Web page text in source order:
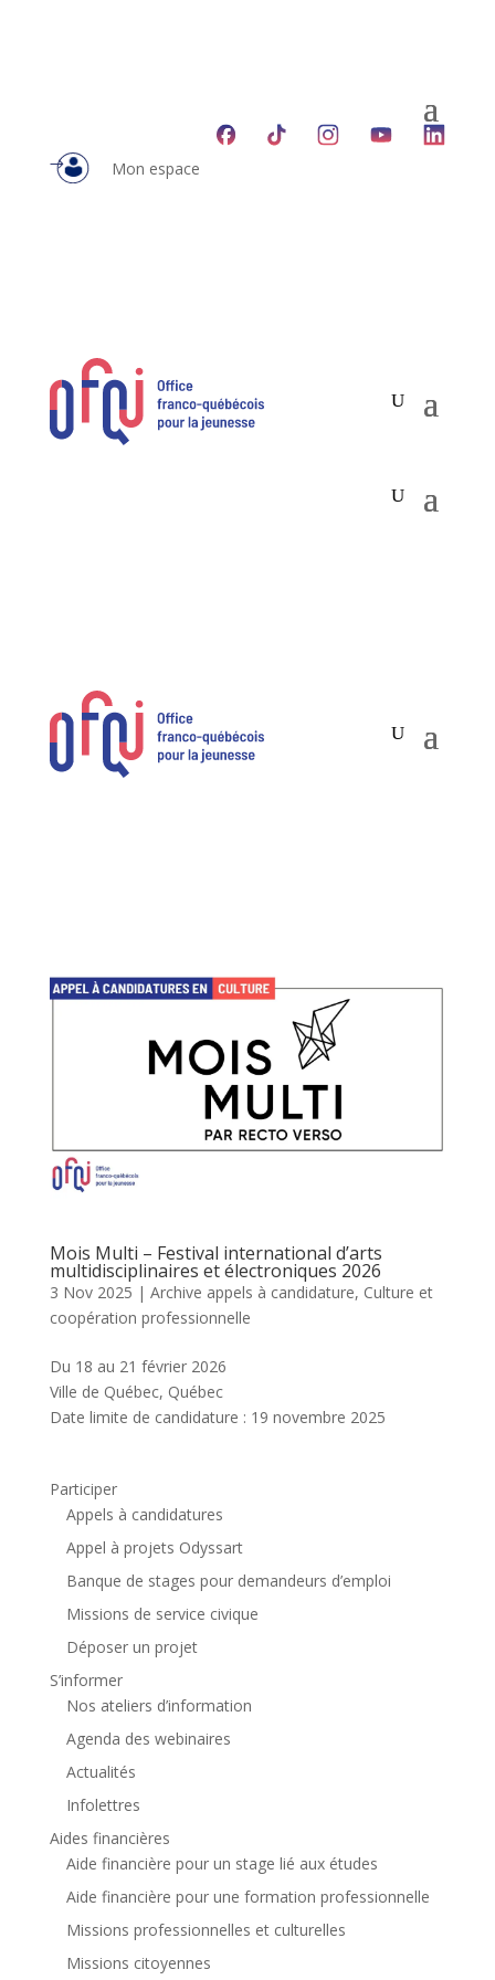
Mon espace
Mois Multi – Festival international d’arts
multidisciplinaires et électroniques 2026
3 Nov 2025 | Archive appels à candidature, Culture et
coopération professionnelle
Du 18 au 21 février 2026
Ville de Québec, Québec
Date limite de candidature : 19 novembre 2025
Participer
Appels à candidatures
Appel à projets Odyssart
Banque de stages pour demandeurs d’emploi
Missions de service civique
Déposer un projet
S’informer
Nos ateliers d’information
Agenda des webinaires
Actualités
Infolettres
Aides financières
Aide financière pour un stage lié aux études
Aide financière pour une formation professionnelle
Missions professionnelles et culturelles
Missions citoyennes